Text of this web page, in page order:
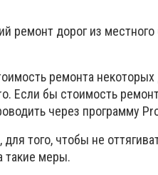
ремонт дорог из
ремонта
Если бы стоимость
через программу
того, чтобы не
такие меры.